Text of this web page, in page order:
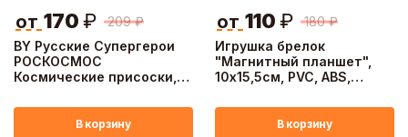
BY Русские Супергерои
РОСКОСМОС
Космические присоски,
шт, TPR
209 ₽
от 170 ₽
В корзину
Игрушка брелок
"Магнитный планшет",
10х15,5см, PVC, ABS,
180 ₽
от 110 ₽
В корзину